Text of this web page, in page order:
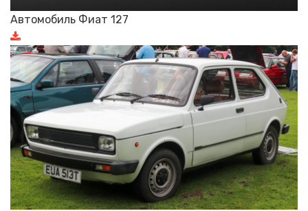
Автомобиль Фиат 127